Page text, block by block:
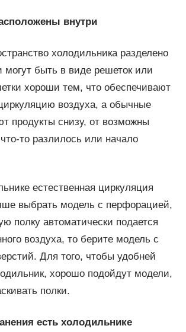
внутри
холодильника разделено
могут быть в виде решеток или
хороши тем, что обеспечивают
воздуха, а обычные
продукты снизу, от возможны
то разлилось или начало
естественная циркуляция
выбрать модель с перфорацией,
полку автоматически подается
воздуха, то берите модель с
Для того, чтобы удобней
хорошо подойдут модели,
полки.
есть холодильнике